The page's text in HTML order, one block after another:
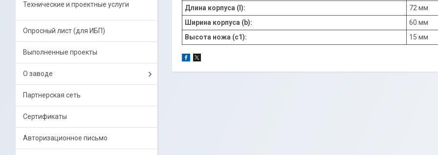
Длина корпуса (l):
72 мм
Ширина корпуса (b):
60 мм
Высота ножа (c1):
15 мм
Технические и проектные услуги
Опросный лист (для ИБП)
Выполненные проекты
О заводе
Партнерская сеть
Сертификаты
Авторизационное письмо